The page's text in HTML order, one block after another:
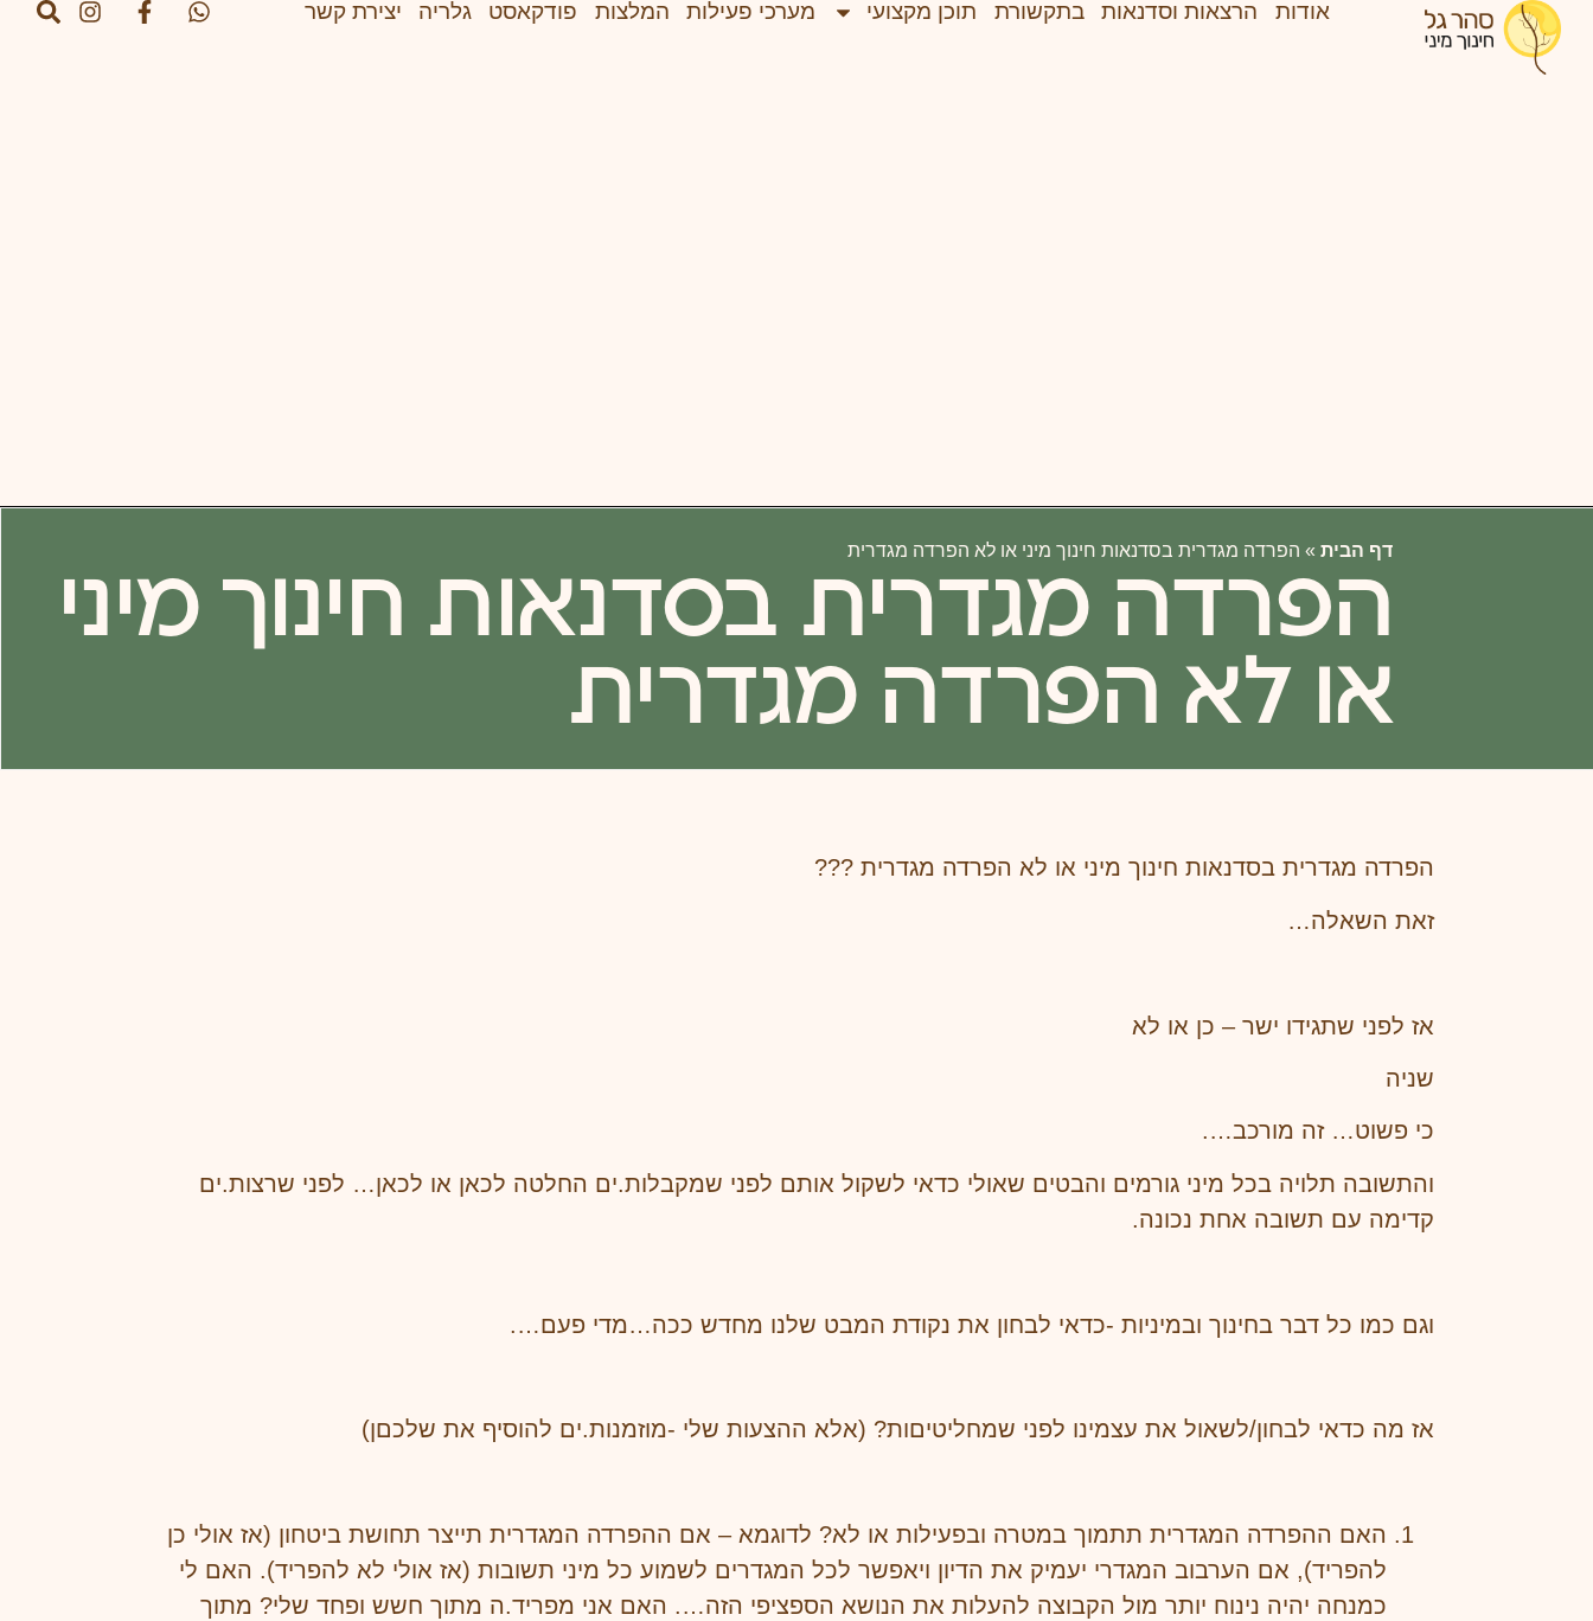
אודות הרצאות וסדנאות בתקשורת תוכן מקצועי מערכי פעילות המלצות פודקאסט גלריה יצירת קשר
דף הבית» הפרדה מגדרית בסדנאות חינוך מיני או לא הפרדה מגדרית
הפרדה מגדרית בסדנאות חינוך מיני
או לא הפרדה מגדרית
הפרדה מגדרית בסדנאות חינוך מיני או לא הפרדה מגדרית ???
זאת השאלה…
אז לפני שתגידו ישר – כן או לא
שניה
כי פשוט… זה מורכב….
והתשובה תלויה בכל מיני גורמים והבטים שאולי כדאי לשקול אותם לפני שמקבלות.ים החלטה לכאן או לכאן… לפני שרצות.ים
קדימה עם תשובה אחת נכונה.
וגם כמו כל דבר בחינוך ובמיניות -כדאי לבחון את נקודת המבט שלנו מחדש ככה…מדי פעם….
אז מה כדאי לבחון/לשאול את עצמינו לפני שמחליטיםות? (אלא ההצעות שלי -מוזמנות.ים להוסיף את שלכםן)
האם ההפרדה המגדרית תתמוך במטרה ובפעילות או לא? לדוגמא – אם ההפרדה המגדרית תייצר תחושת ביטחון (אז אולי כן
להפריד), אם הערבוב המגדרי יעמיק את הדיון ויאפשר לכל המגדרים לשמוע כל מיני תשובות (אז אולי לא להפריד). האם לי
כמנחה יהיה נינוח יותר מול הקבוצה להעלות את הנושא הספציפי הזה…. האם אני מפריד.ה מתוך חשש ופחד שלי? מתוך